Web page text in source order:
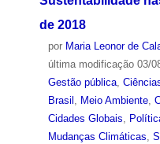
de 2018
por Maria Leonor de
última modificação03/
Gestão pública,
Brasil
Meio Ambiente,
Cidades Globais
Mudanças Climáticas